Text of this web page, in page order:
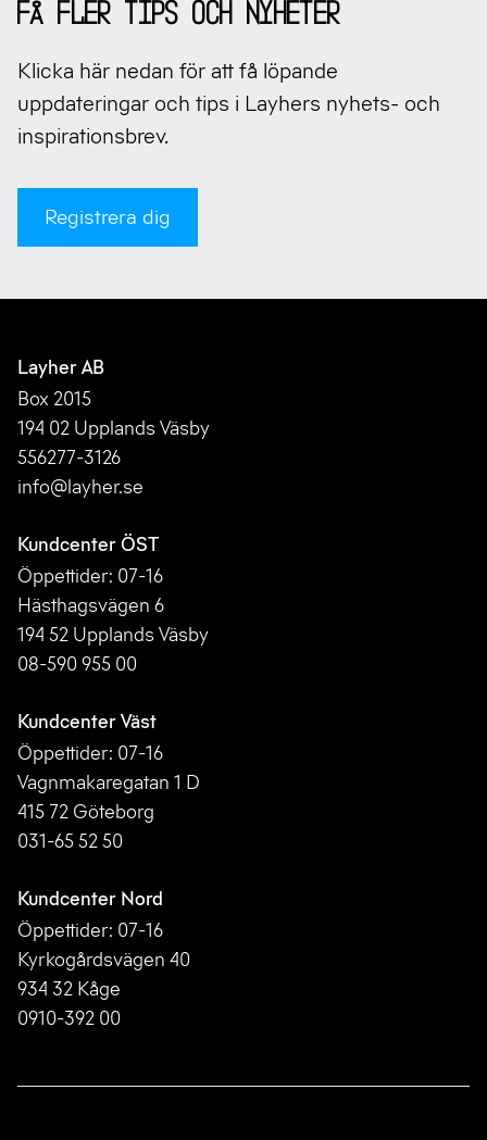
Få fler tips och nyheter
Klicka här nedan för att få löpande
uppdateringar och tips i Layhers nyhets- och
inspirationsbrev.
Registrera dig
Layher AB
Box 2015
194 02 Upplands Väsby
556277-3126
info@layher.se
Kundcenter ÖST
Öppettider: 07-16
Hästhagsvägen 6
194 52 Upplands Väsby
08-590 955 00
Kundcenter Väst
Öppettider: 07-16
Vagnmakaregatan 1 D
415 72 Göteborg
031-65 52 50
Kundcenter Nord
Öppettider: 07-16
Kyrkogårdsvägen 40
934 32 Kåge
0910-392 00